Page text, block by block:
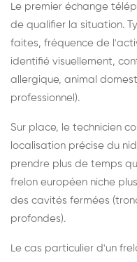
Le premier échange
de qualifier la situation.
faites, fréquence de
identifié visuellement,
allergique, animal
professionnel).
Sur place, le technicien
localisation précise du
prendre plus de temps
frelon européen niche
des cavités fermées
profondes).
Le cas particulier d'un